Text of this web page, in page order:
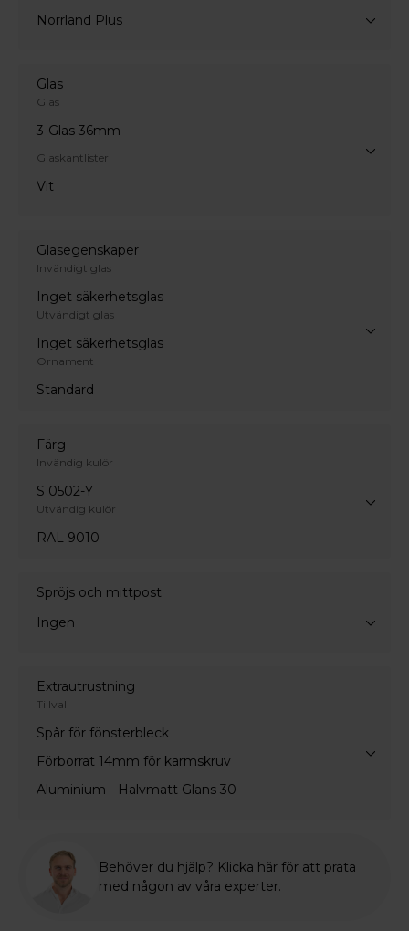
Norrland Plus
Glas
Glas
3-Glas 36mm
Glaskantlister
Vit
Glasegenskaper
Invändigt glas
Inget säkerhetsglas
Utvändigt glas
Inget säkerhetsglas
Ornament
Standard
Färg
Invändig kulör
S 0502-Y
Utvändig kulör
RAL 9010
Spröjs och mittpost
Ingen
Extrautrustning
Tillval
Spår för fönsterbleck
Förborrat 14mm för karmskruv
Aluminium - Halvmatt Glans 30
Behöver du hjälp? Klicka här för att prata
med någon av våra experter.